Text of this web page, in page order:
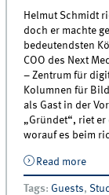
Helmut Schmidt
doch er machte
bedeutendsten
COO des Next
– Zentrum für
Kolumnen für
als Gast in der
„Gründet“, riet
worauf es beim
Read more
Tags: Guests,